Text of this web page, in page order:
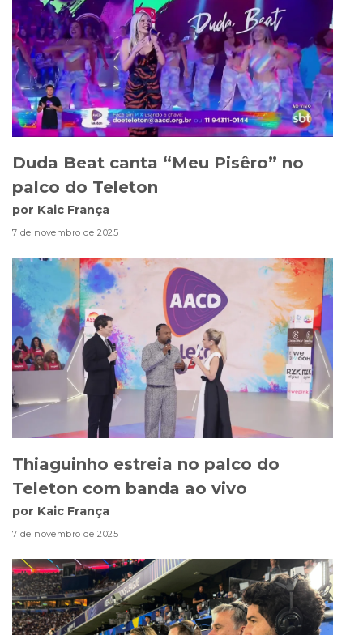
Duda Beat canta “Meu Pisêro” no
palco do Teleton
por Kaic França
7 de novembro de 2025
Thiaguinho estreia no palco do
Teleton com banda ao vivo
por Kaic França
7 de novembro de 2025